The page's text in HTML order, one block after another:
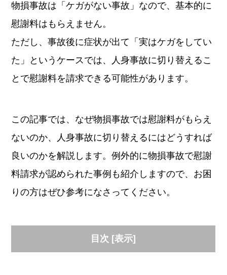
物損事故は「ケガがない事故」なので、基本的に
慰謝料はもらえません。
ただし、事故後に症状が出て「実はケガをしてい
た」というケースでは、人身事故に切り替えるこ
とで慰謝料を請求できる可能性があります。
この記事では、なぜ物損事故では慰謝料がもらえ
ないのか、人身事故に切り替えるにはどうすれば
良いのかを解説します。例外的に物損事故で慰謝
料請求が認められた事例も紹介しますので、お困
りの方はぜひ参考になさってください。
目次 [表示]